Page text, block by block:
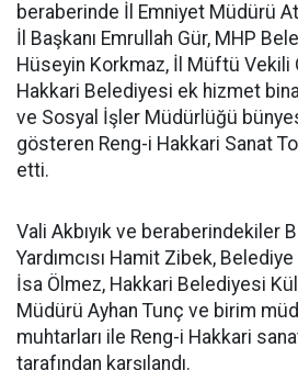
beraberinde İl Emniyet Müdürü
İl Başkanı Emrullah Gür, MHP
Hüseyin Korkmaz, İl Müftü Vekili
Hakkari Belediyesi ek hizmet
ve Sosyal İşler Müdürlüğü
gösteren Reng-i Hakkari Sanat
etti.
Vali Akbıyık ve beraberindekiler
Yardımcısı Hamit Zibek,
İsa Ölmez, Hakkari Belediyesi
Müdürü Ayhan Tunç ve birim
muhtarları ile Reng-i Hakkari
tarafından karşılandı.